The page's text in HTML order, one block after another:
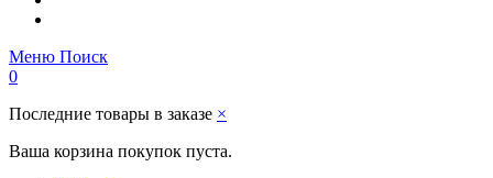
Меню Поиск
0
Последние товары в заказе ×
Ваша корзина покупок пуста.